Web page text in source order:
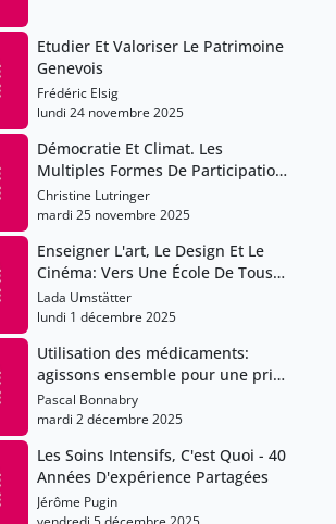
Etudier Et Valoriser Le Patrimoine
Genevois
Frédéric Elsig
lundi 24 novembre 2025
Démocratie Et Climat. Les
Multiples Formes De Participation
Des Jeunes En Europe
Christine Lutringer
mardi 25 novembre 2025
Enseigner L'art, Le Design Et Le
Cinéma: Vers Une École De Tous
Les Possibles
Lada Umstätter
lundi 1 décembre 2025
Utilisation des médicaments:
agissons ensemble pour une prise
en charge sûre et efficace
Pascal Bonnabry
mardi 2 décembre 2025
Les Soins Intensifs, C'est Quoi - 40
Années D'expérience Partagées
Jérôme Pugin